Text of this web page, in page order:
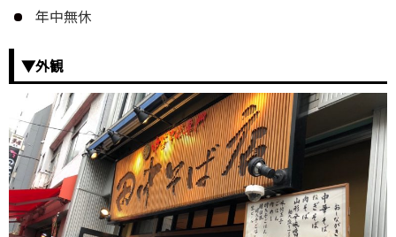
年中無休
▼外観